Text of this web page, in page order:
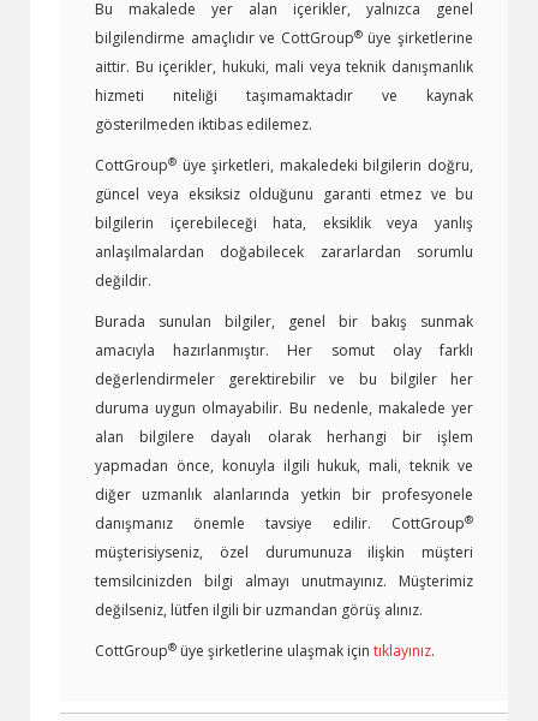
Bu makalede yer alan içerikler, yalnızca genel
bilgilendirme amaçlıdır ve CottGroup®üye şirketlerine
aittir. Bu içerikler, hukuki, mali veya teknik danışmanlık
hizmeti niteliği taşımamaktadır ve kaynak
gösterilmeden iktibas edilemez.
CottGroup® üye şirketleri, makaledeki bilgilerin doğru,
güncel veya eksiksiz olduğunu garanti etmez ve bu
bilgilerin içerebileceği hata, eksiklik veya yanlış
anlaşılmalardan doğabilecek zararlardan sorumlu
değildir.
Burada sunulan bilgiler, genel bir bakış sunmak
amacıyla hazırlanmıştır. Her somut olay farklı
değerlendirmeler gerektirebilir ve bu bilgiler her
duruma uygun olmayabilir. Bu nedenle, makalede yer
alan bilgilere dayalı olarak herhangi bir işlem
yapmadan önce, konuyla ilgili hukuk, mali, teknik ve
diğer uzmanlık alanlarında yetkin bir profesyonele
danışmanız önemle tavsiye edilir. CottGroup®
müşterisiyseniz, özel durumunuza ilişkin müşteri
temsilcinizden bilgi almayı unutmayınız. Müşterimiz
değilseniz, lütfen ilgili bir uzmandan görüş alınız.
CottGroup® üye şirketlerine ulaşmak için tıklayınız.